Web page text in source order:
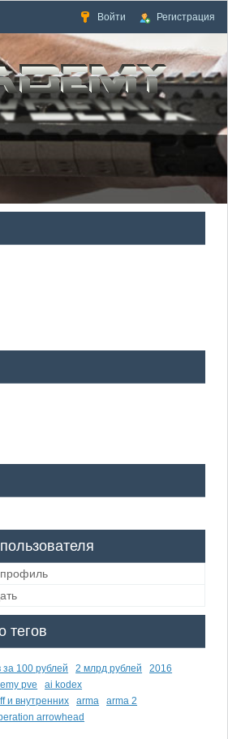
Войти Регистрация
тегов
за 100 рублей 2 млрд рублей
2016
pve
ai kodex
и внутренних
arma
arma 2
arrowhead